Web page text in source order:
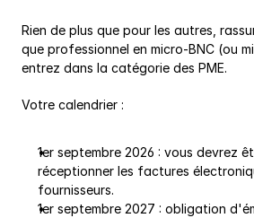
Rien de plus que pour les autres,
que professionnel en micro-BNC (ou
entrez dans la catégorie des PME.
Votre calendrier :
1er septembre 2026 : vous devrez
réceptionner les factures
fournisseurs.
1er septembre 2027 : obligation